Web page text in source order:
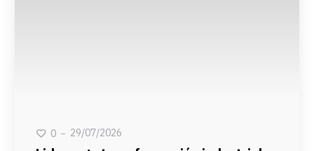
0 29/07/2026